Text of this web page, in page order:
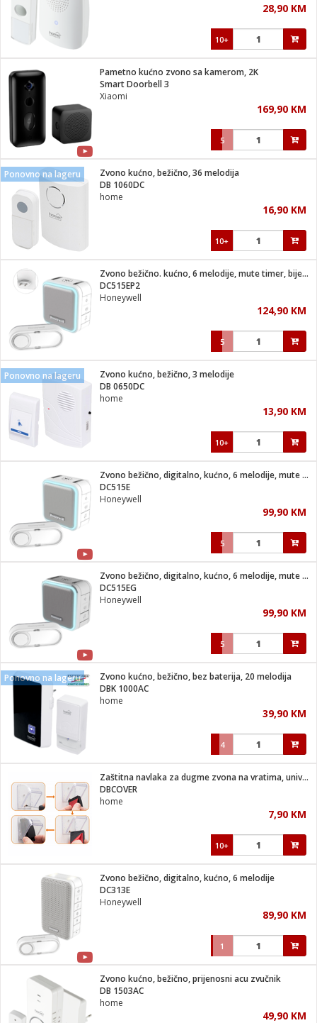
28,90 KM
10+
Pametno kućno zvono sa kamerom, 2K
Smart Doorbell 3
Xiaomi
169,90 KM
5
Ponovno na lageru
Zvono kućno, bežično, 36 melodija
DB 1060DC
home
16,90 KM
10+
Zvono bežično. kućno, 6 melodije, mute timer, bijela boja
DC515EP2
Honeywell
124,90 KM
5
Ponovno na lageru
Zvono kućno, bežično, 3 melodije
DB 0650DC
home
13,90 KM
10+
Zvono bežično, digitalno, kućno, 6 melodije, mute timer
DC515E
Honeywell
99,90 KM
5
Zvono bežično, digitalno, kućno, 6 melodije, mute timer
DC515EG
Honeywell
99,90 KM
5
Ponovno na lageru
Zvono kućno, bežično, bez baterija, 20 melodija
DBK 1000AC
home
39,90 KM
4
Zaštitna navlaka za dugme zvona na vratima, univerzalna
DBCOVER
home
7,90 KM
10+
Zvono bežično, digitalno, kućno, 6 melodije
DC313E
Honeywell
89,90 KM
1
Zvono kućno, bežično, prijenosni acu zvučnik
DB 1503AC
home
49,90 KM